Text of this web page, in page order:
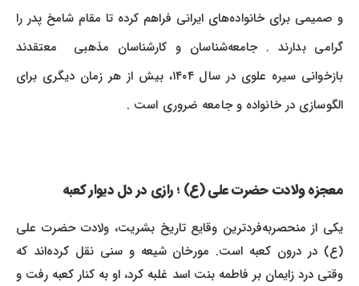
و صمیمی برای خانواده‌های ایرانی فراهم کرده تا مقام شامخ پدر را
گرامی بدارند . جامعه‌شناسان و کارشناسان مذهبی معتقدند
بازخوانی سیره علوی در سال ۱۴۰۴، بیش از هر زمان دیگری برای
الگوسازی در خانواده و جامعه ضروری است .
معجزه ولادت حضرت علی (ع) ؛ رازی در دل دیوار کعبه
یکی از منحصر‌به‌فردترین وقایع تاریخ بشریت، ولادت حضرت علی
(ع) در درون کعبه است. مورخان شیعه و سنی نقل کرده‌اند که
وقتی درد زایمان بر فاطمه بنت اسد غلبه کرد، او به کنار کعبه رفت و